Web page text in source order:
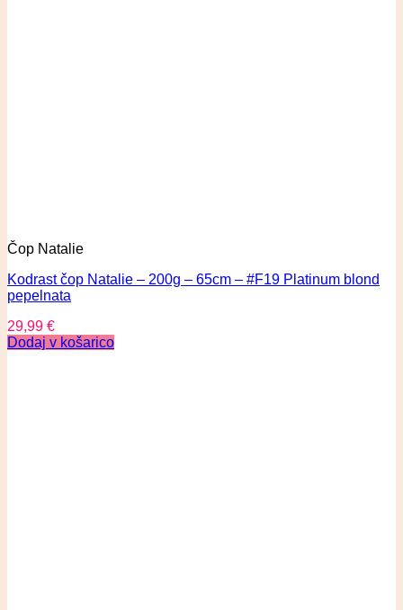
Čop Natalie
Kodrast čop Natalie – 200g – 65cm – #F19 Platinum blond
pepelnata
29,99 €
Dodaj v košarico